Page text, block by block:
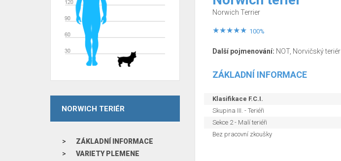
NORWICH TERIÉR
ZÁKLADNÍ INFORMACE
VARIETY PLEMENE
Norwich Terrier
100%
Další pojmenování: NOT, Norvičský teriér
ZÁKLADNÍ INFORMACE
Klasifikace F.C.I.
Skupina III. - Teriéři
Sekce 2 - Malí teriéři
Bez pracovní zkoušky